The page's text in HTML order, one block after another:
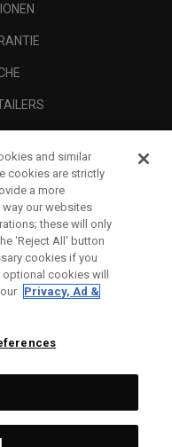
Brands.
and similar
cookies are strictly
a more
our websites
these will only
‘Reject All' button
cookies if you
cookies will
Privacy, Ad &